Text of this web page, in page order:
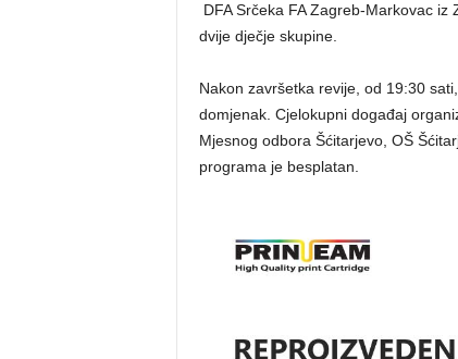
DFA Srčeka FA Zagreb-Markovac
dvije dječje skupine.
Nakon završetka revije, od 19:30
domjenak. Cjelokupni događaj
Mjesnog odbora Šćitarjevo, OŠ
programa je besplatan.